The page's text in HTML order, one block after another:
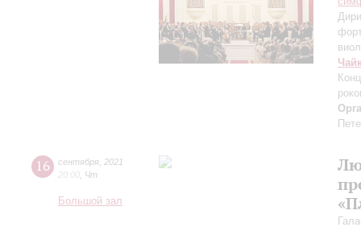
16 сентября 2021
20:00 Чт
Большой зал